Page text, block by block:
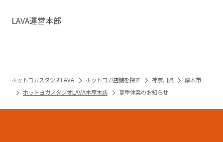
LAVA運営本部
ホットヨガスタジオLAVA ホットヨガ店舗を探す 神奈川県
厚木市
ホットヨガスタジオLAVA本厚木店
夏季休業のお知らせ